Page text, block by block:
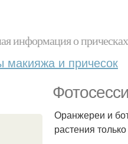
информация о
макияжа и причесок
Оранжереи и
растения